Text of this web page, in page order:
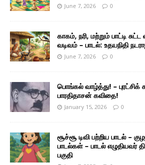
June 7, 2026 0
காகம், நரி, மற்றும் பாட்டி
வடிவம் – பாடல்: உதயநிதி
June 7, 2026 0
பொங்கல் வாழ்த்து! – புரட்சிக்
பாரதிதாசன் கவிதை!
January 15, 2026 0
சூச்சூ டிவி பற்றிய பாடல் –
பாடல்கள் – பாடல் எழுதியவர்
பகுதி